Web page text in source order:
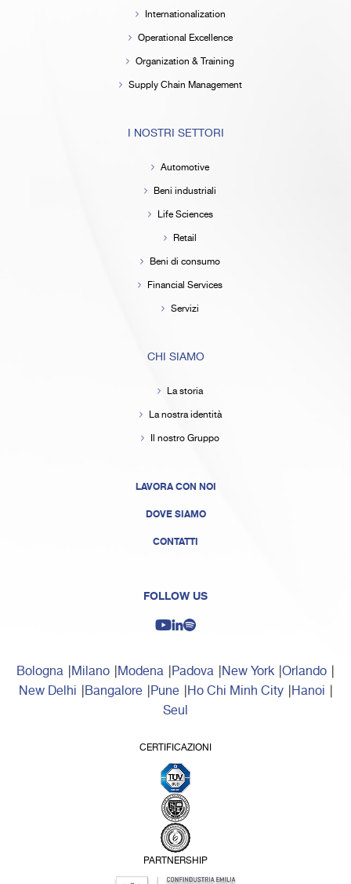
Internationalization
Operational Excellence
Organization & Training
Supply Chain Management
I NOSTRI SETTORI
Automotive
Beni industriali
Life Sciences
Retail
Beni di consumo
Financial Services
Servizi
CHI SIAMO
La storia
La nostra identità
Il nostro Gruppo
LAVORA CON NOI
DOVE SIAMO
CONTATTI
FOLLOW US
Bologna Milano Modena Padova New York Orlando
New Delhi Bangalore Pune Ho Chi Minh City Hanoi
Seul
CERTIFICAZIONI
PARTNERSHIP